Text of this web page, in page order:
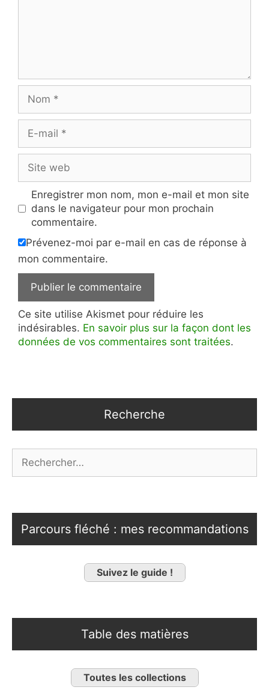
mail
web
Enregistrer mon nom, mon e-mail et mon site
dans le navigateur pour mon prochain
commentaire.
Prévenez-moi par e-mail en cas de réponse à
mon commentaire.
Ce site utilise Akismet pour réduire les
indésirables. En savoir plus sur la façon dont les
données de vos commentaires sont traitées.
Recherche
Parcours fléché : mes recommandations
Suivez le guide !
Table des matières
Toutes les collections